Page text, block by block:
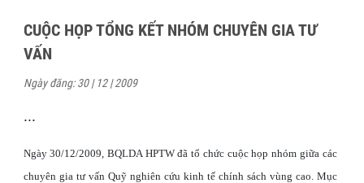
CUỘC HỌP TỔNG KẾT NHÓM CHUYÊN GIA TƯ
VẤN
Ngày đăng: 30 | 12 | 2009
...
Ngày 30/12/2009, BQLDA HPTW đã tổ chức cuộc họp nhóm giữa các
chuyên gia tư vấn Quỹ nghiên cứu kinh tế chính sách vùng cao. Mục